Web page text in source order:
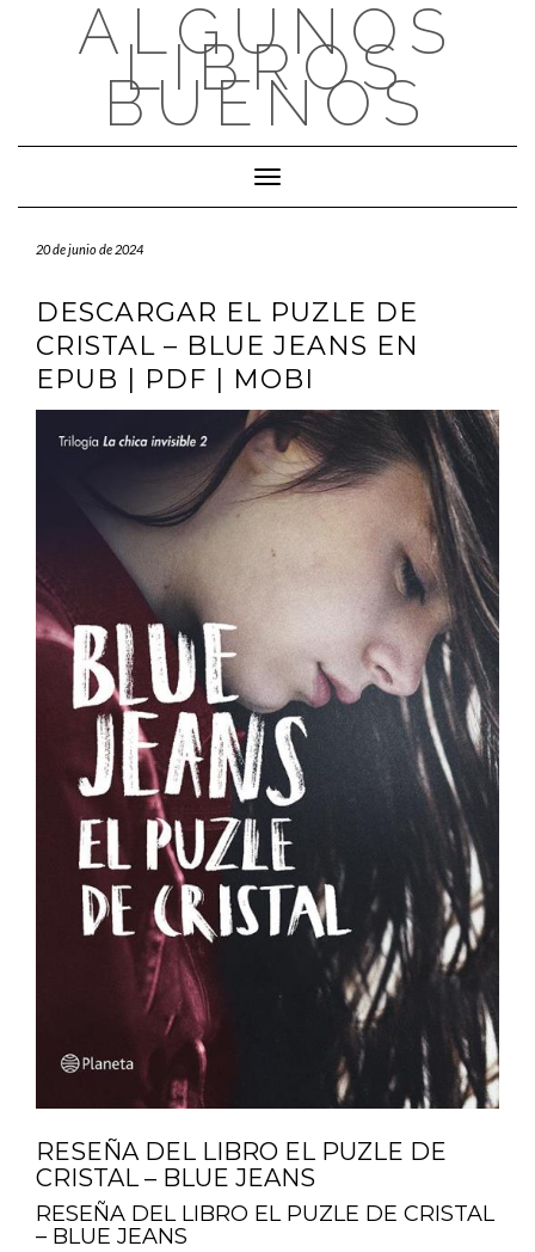
ALGUNOS
LIBROS
BUENOS
Cambiar modo de navegación
20 de junio de 2024
DESCARGAR EL PUZLE DE
CRISTAL – BLUE JEANS EN
EPUB | PDF | MOBI
RESEÑA DEL LIBRO EL PUZLE DE
CRISTAL – BLUE JEANS
RESEÑA DEL LIBRO EL PUZLE DE CRISTAL
– BLUE JEANS